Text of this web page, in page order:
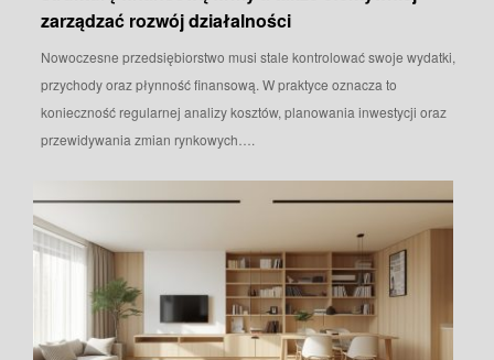
zarządzać rozwój działalności
Nowoczesne przedsiębiorstwo musi stale kontrolować swoje wydatki,
przychody oraz płynność finansową. W praktyce oznacza to
konieczność regularnej analizy kosztów, planowania inwestycji oraz
przewidywania zmian rynkowych….